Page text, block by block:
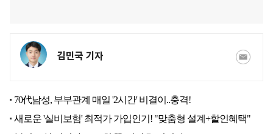
김민국 기자